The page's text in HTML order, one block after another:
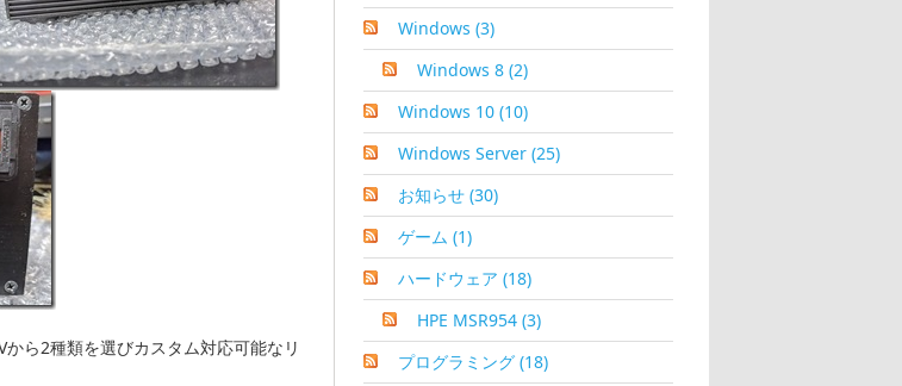
ら2種類を選びカスタム対応可能なリ
Windows (3)
Windows 8 (2)
Windows 10 (10)
Windows Server (25)
お知らせ (30)
ゲーム (1)
ハードウェア (18)
HPE MSR954 (3)
プログラミング (18)